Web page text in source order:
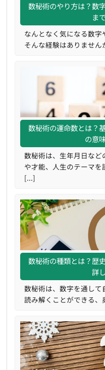
数秘術のやり方は？数
ま
なんとなく気になる数
そんな経験はありませ
数秘術の運命数とは？
の意
数秘術は、生年月日な
や才能、人生のテーマを
[...]
数秘術の種類とは？歴
詳
数秘術は、数字を通して
読み解くことができる